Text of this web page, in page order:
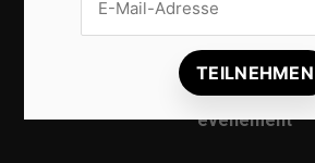
Vrijwilligers maken van carnaval
evenement